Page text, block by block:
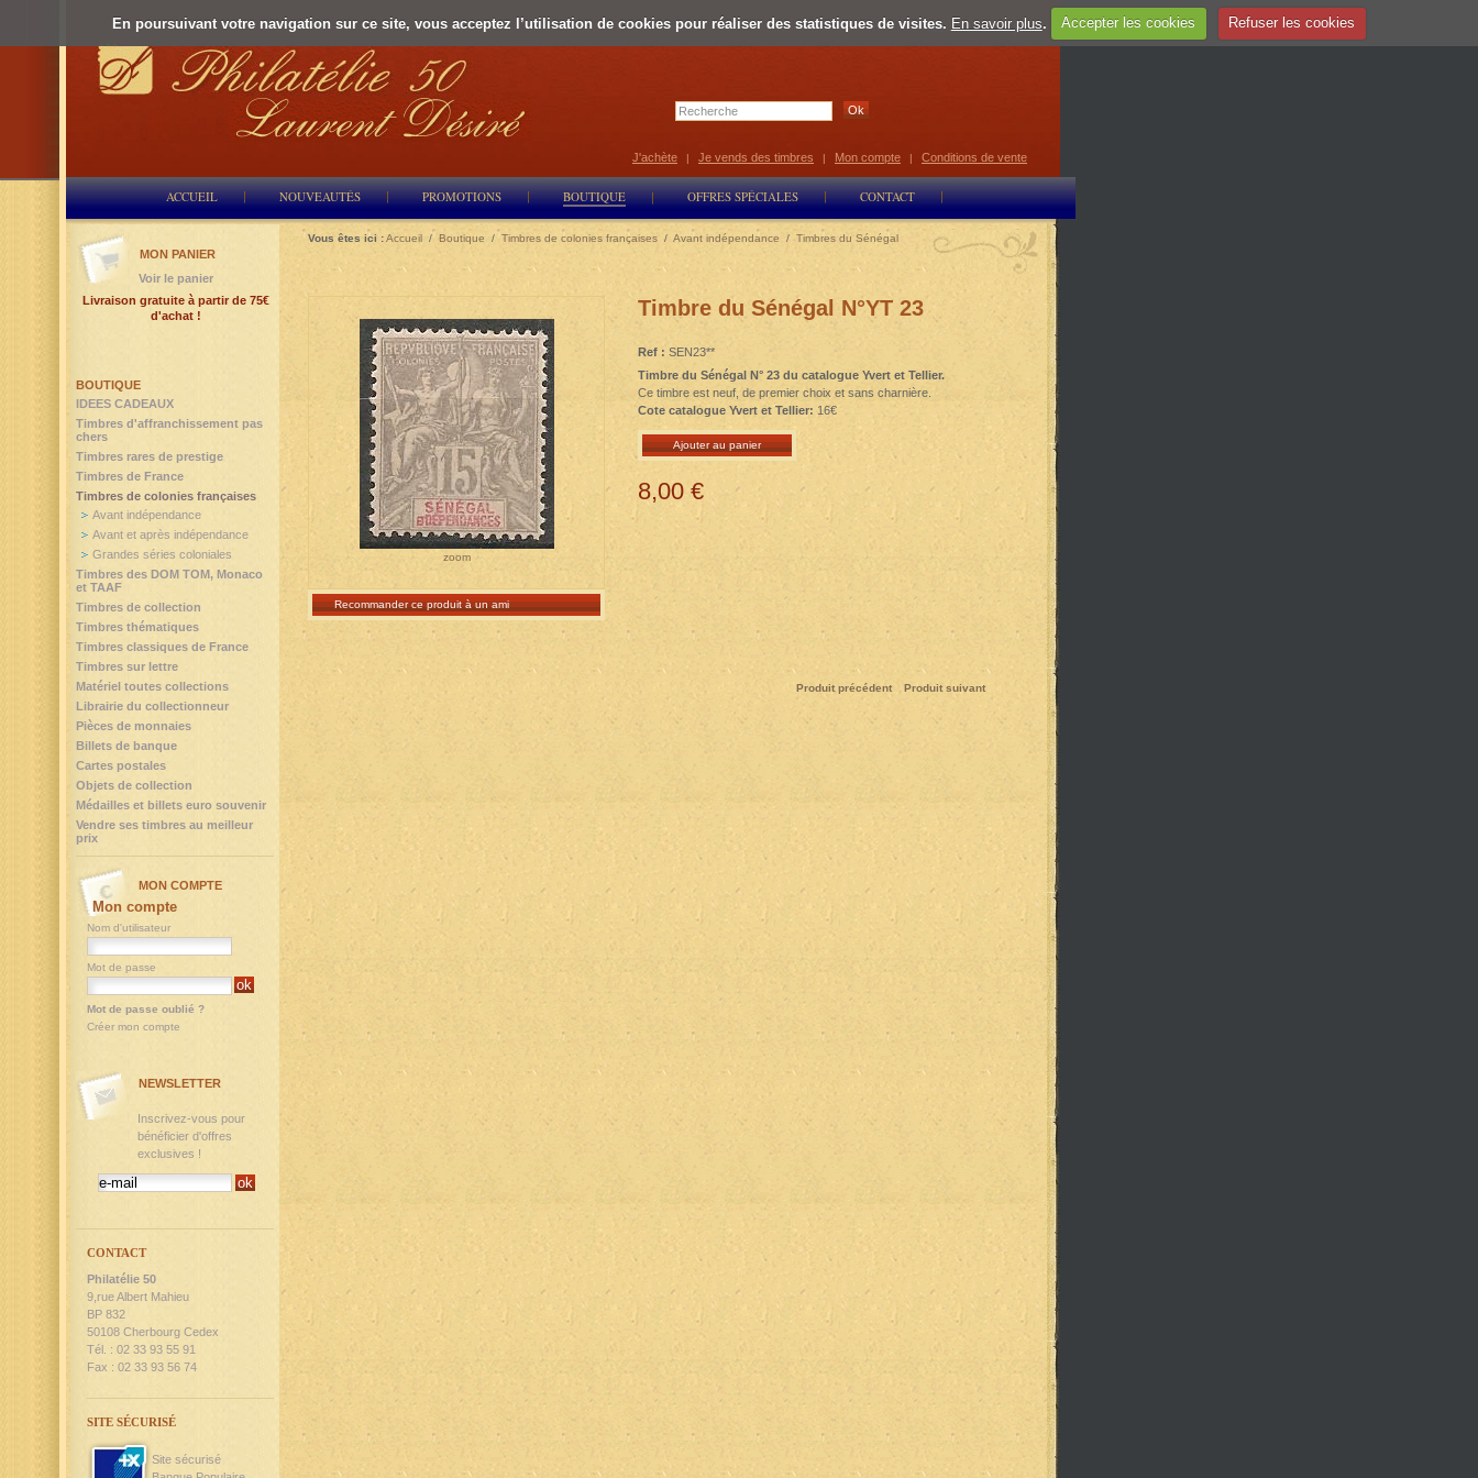
En poursuivant votre navigation sur ce site, vous acceptez l’utilisation de cookies pour réaliser des statistiques de visites. En savoir plus. Accepter les cookies Refuser les cookies
Select Language ▼
ACCUEIL NOUVEAUTÉS PROMOTIONS BOUTIQUE OFFRES SPÉCIALES CONTACT
J'achète | Je vends des timbres | Mon compte | Conditions de vente
Vous êtes ici :Accueil / Boutique /Timbres de colonies françaises / Avant indépendance / Timbres du Sénégal
zoom
Recommander ce produit à un ami
Timbre du Sénégal N°YT 23
Ref : SEN23**
Timbre du Sénégal N° 23 du catalogue Yvert et Tellier.
Ce timbre est neuf, de premier choix et sans charnière.
Cote catalogue Yvert et Tellier: 16€
Ajouter au panier
8,00 €
Produit précédent Produit suivant
BOUTIQUE
IDEES CADEAUX
Timbres d'affranchissement pas
chers
Timbres rares de prestige
Timbres de France
Timbres de colonies françaises
Avant indépendance
Avant et après indépendance
Grandes séries coloniales
Timbres des DOM TOM, Monaco
et TAAF
Timbres de collection
Timbres thématiques
Timbres classiques de France
Timbres sur lettre
Matériel toutes collections
Librairie du collectionneur
Pièces de monnaies
Billets de banque
Cartes postales
Objets de collection
Médailles et billets euro souvenir
Vendre ses timbres au meilleur
prix
MON PANIER
Voir le panier
Livraison gratuite à partir de 75€
d'achat !
MON COMPTE
Mon compte
Nom d'utilisateur
Mot de passe
Mot de passe oublié ?
Créer mon compte
NEWSLETTER
Inscrivez-vous pour
bénéficier d'offres
exclusives !
CONTACT
Philatélie 50
9,rue Albert Mahieu
BP 832
50108 Cherbourg Cedex
Tél. : 02 33 93 55 91
Fax : 02 33 93 56 74
SITE SÉCURISÉ
Site sécurisé